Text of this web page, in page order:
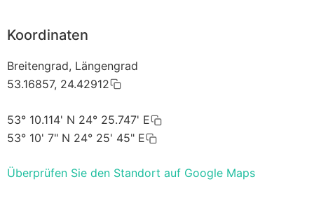
Koordinaten
Breitengrad, Längengrad
53.16857, 24.42912
53° 10.114' N 24° 25.747' E
53° 10' 7" N 24° 25' 45" E
Überprüfen Sie den Standort auf Google Maps